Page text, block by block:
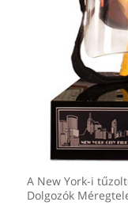
A New York-i
Dolgozók